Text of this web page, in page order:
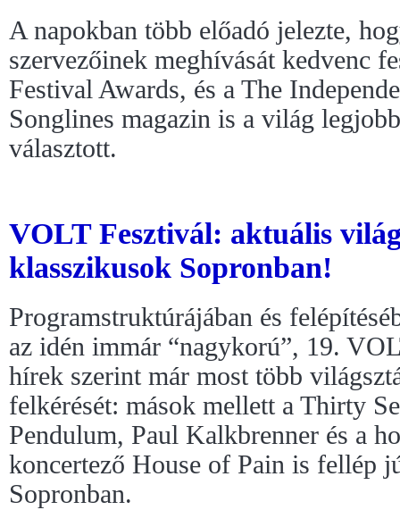
A napokban több előadó jelezte,
szervezőinek meghívását kedvenc
Festival Awards, és a The
Songlines magazin is a világ
választott.
VOLT Fesztivál: aktuális
klasszikusok Sopronban!
Programstruktúrájában és
az idén immár “nagykorú”, 19.
hírek szerint már most több
felkérését: mások mellett a Thirty
Pendulum, Paul Kalkbrenner és a
koncertező House of Pain is fellép
Sopronban.